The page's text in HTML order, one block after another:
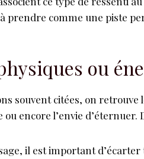
prendre comme une piste
ou
souvent citées, on
encore l’envie
il est important